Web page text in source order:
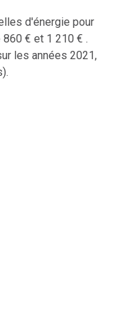
d'énergie pour
€ et 1 210 € .
les années 2021,